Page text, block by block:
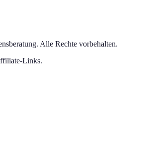
. Alle Rechte vorbehalten.
Links.